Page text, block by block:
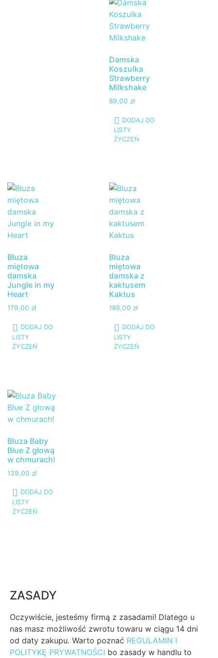
Damska
Koszulka
Strawberry
Milkshake
89,00 zł
DODAJ DO
LISTY
ŻYCZEŃ
Bluza
miętowa
damska
Jungle in my
Heart
179,00 zł
DODAJ DO
LISTY
ŻYCZEŃ
Bluza
miętowa
damska z
kaktusem
Kaktus
189,00 zł
DODAJ DO
LISTY
ŻYCZEŃ
Bluza Baby
Blue Z głową
w chmurach!
139,00 zł
DODAJ DO
LISTY
ŻYCZEŃ
ZASADY
Oczywiście, jesteśmy firmą z zasadami! Dlatego u
nas masz możliwość zwrotu towaru w ciągu 14 dni
od daty zakupu. Warto poznać REGULAMIN I
POLITYKĘ PRYWATNOŚCI bo zasady w handlu to